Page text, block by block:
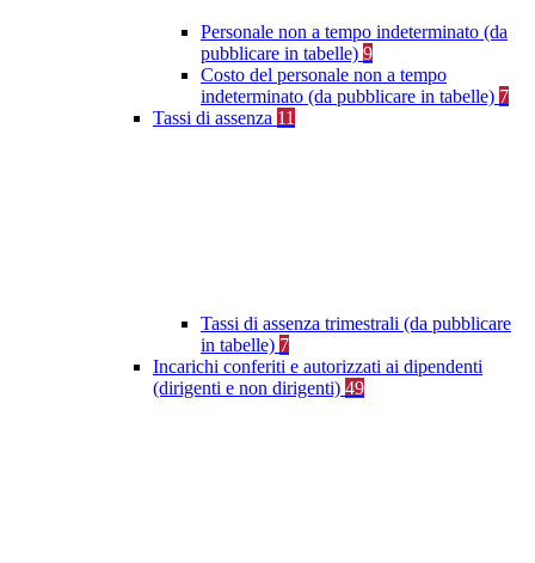
Personale non a tempo indeterminato (da
pubblicare in tabelle) 9
Costo del personale non a tempo
indeterminato (da pubblicare in tabelle) 7
Tassi di assenza 11
Tassi di assenza trimestrali (da pubblicare
in tabelle) 7
Incarichi conferiti e autorizzati ai dipendenti
(dirigenti e non dirigenti) 49